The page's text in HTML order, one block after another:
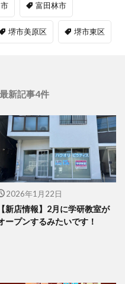
富田林市
堺市美原区 堺市東区
新記事4件
2026年1月22日
【新店情報】2月に学研教室が
ープンするみたいです！